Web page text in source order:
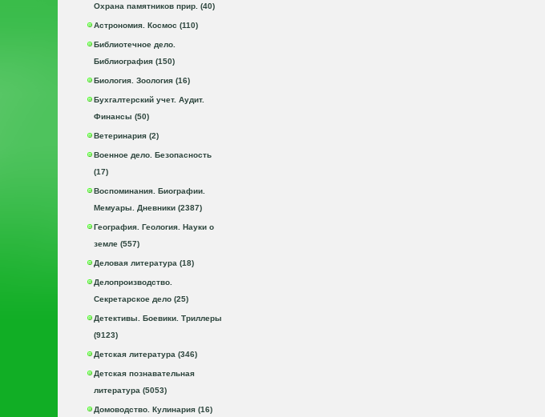
Охрана памятников прир. (40)
Астрономия. Космос (110)
Библиотечное дело.
Библиография (150)
Биология. Зоология (16)
Бухгалтерский учет. Аудит.
Финансы (50)
Ветеринария (2)
Военное дело. Безопасность
(17)
Воспоминания. Биографии.
Мемуары. Дневники (2387)
География. Геология. Науки о
земле (557)
Деловая литература (18)
Делопроизводство.
Секретарское дело (25)
Детективы. Боевики. Триллеры
(9123)
Детская литература (346)
Детская познавательная
литература (5053)
Домоводство. Кулинария (16)